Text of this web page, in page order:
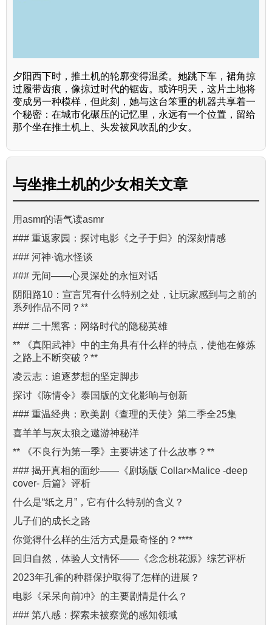
夕阳西下时，推土机的轮廓变得温柔。她跳下车，裙角掠
过履带齿痕，像掠过时代的锯齿。或许明天，这片土地将
变成另一种模样，但此刻，她与这台笨重的机器共享着一
个秘密：在城市化碾压的记忆里，永远有一个位置，留给
那个坐在推土机上、头发被风吹乱的少女。
与坐推土机的少女相关文章
用asmr的语气读asmr
### 重返家园：探讨电影《之子于归》的深刻情感
### 河神·诡水怪谈
### 无间——心灵深处的永恒对话
阴阳路10：宣言咒有什么特别之处，让玩家感到与之前的
系列作品不同？**
### 二十黑客：网络时代的隐秘英雄
** 《真阳武神》中的主角具有什么样的特点，使他在修炼
之路上不断突破？**
凌云志：追逐梦想的坚定脚步
探讨《陈情令》泰国版的文化影响与创新
### 重温经典：欧美剧《查理的天使》第二季全25集
喜羊羊与灰太狼之遨游神秘洋
** 《不良行为第一季》主要讲述了什么故事？**
### 揭开真相的面纱——《剧场版 Collar×Malice -deep
cover- 后篇》评析
什么是“纸之月”，它有什么特别的含义？
儿子们的成长之路
你觉得什么样的生活方式是最奇怪的？****
回归自然，体验人文情怀——《念念桃花源》综艺评析
2023年孔雀的种群保护取得了怎样的进展？
电影《呆呆向前冲》的主要剧情是什么？
### 第八感：探索未被察觉的感知领域